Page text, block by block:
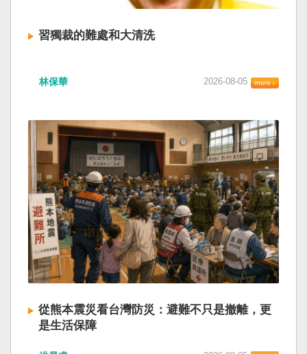
習獨裁的難處和大清洗
林保華 2026-08-05
從熊本震災看台灣防災：避難不只是撤離，更
是生活保障